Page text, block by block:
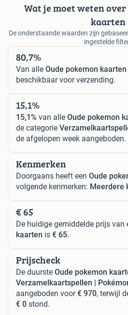
Wat je moet weten
kaarten
De onderstaande waarden zijn
ingestelde
80,7%
Van alle Oude pokemon kaarten
beschikbaar voor verzending.
15,1%
15,1% van alle Oude pokemon
de categorie
de afgelopen week aangeboden.
Kenmerken
Doorgaans heeft een Oude
volgende kenmerken: Meerdere
€ 65
De huidige gemiddelde prijs van
kaarten is € 65.
Prijscheck
De duurste Oude pokemon
Verzamelkaartspellen |
aangeboden voor€ 970, terwijl
€ 0 stond.